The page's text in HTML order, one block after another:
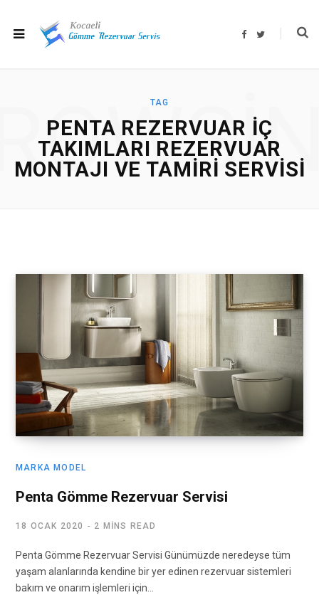
F
T
TAG
PENTA REZERVUAR IÇ
TAKIMLARI REZERVUAR
MONTAJI VE TAMIRI SERVISI
MARKA MODEL
Penta Gömme Rezervuar Servisi
18 OCAK 2020 2 MINS READ
Penta Gömme Rezervuar Servisi Günümüzde neredeyse tüm
yaşam alanlarında kendine bir yer edinen rezervuar sistemleri
bakım ve onarım işlemleri için…